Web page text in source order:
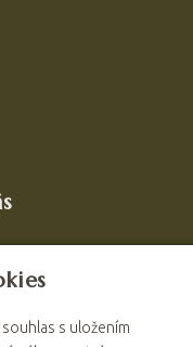
s uložením